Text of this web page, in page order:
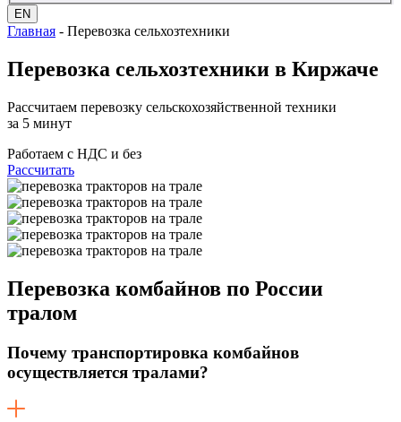
EN
Главная - Перевозка сельхозтехники
Перевозка сельхозтехники в Киржаче
Рассчитаем перевозку сельскохозяйственной техники
за 5 минут
Работаем с НДС и без
Рассчитать
Перевозка комбайнов по России
тралом
Почему транспортировка комбайнов
осуществляется тралами?